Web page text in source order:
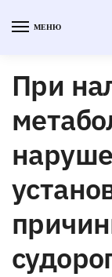
МЕНЮ
При